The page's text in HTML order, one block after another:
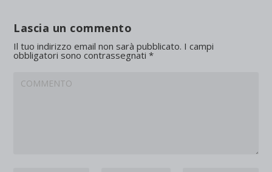
Lascia un commento
Il tuo indirizzo email non sarà pubblicato. I campi
obbligatori sono contrassegnati*